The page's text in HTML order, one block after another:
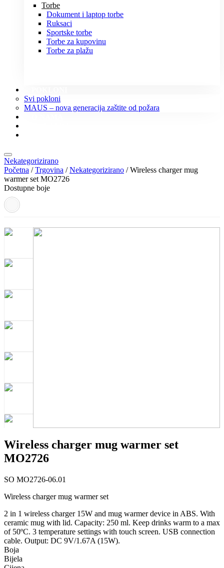
Torbe
Dokument i laptop torbe
Ruksaci
Sportske torbe
Torbe za kupovinu
Torbe za plažu
Svi pokloni
MAUS – nova generacija zaštite od požara
Nekategorizirano
Početna /Trgovina /Nekategorizirano / Wireless charger mug
warmer set MO2726
Dostupne boje
Wireless charger mug warmer set
MO2726
SO MO2726-06.01
Wireless charger mug warmer set
2 in 1 wireless charger 15W and mug warmer device in ABS. With
ceramic mug with lid. Capacity: 250 ml. Keep drinks warm to a max
of 50ºC. 3 temperature settings with touch screen. USB connection
cable. Output: DC 9V/1.67A (15W).
Boja
Bijela